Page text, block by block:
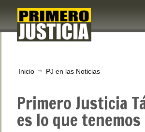
Inicio PJ en las Noticias
Primero Justicia
es lo que